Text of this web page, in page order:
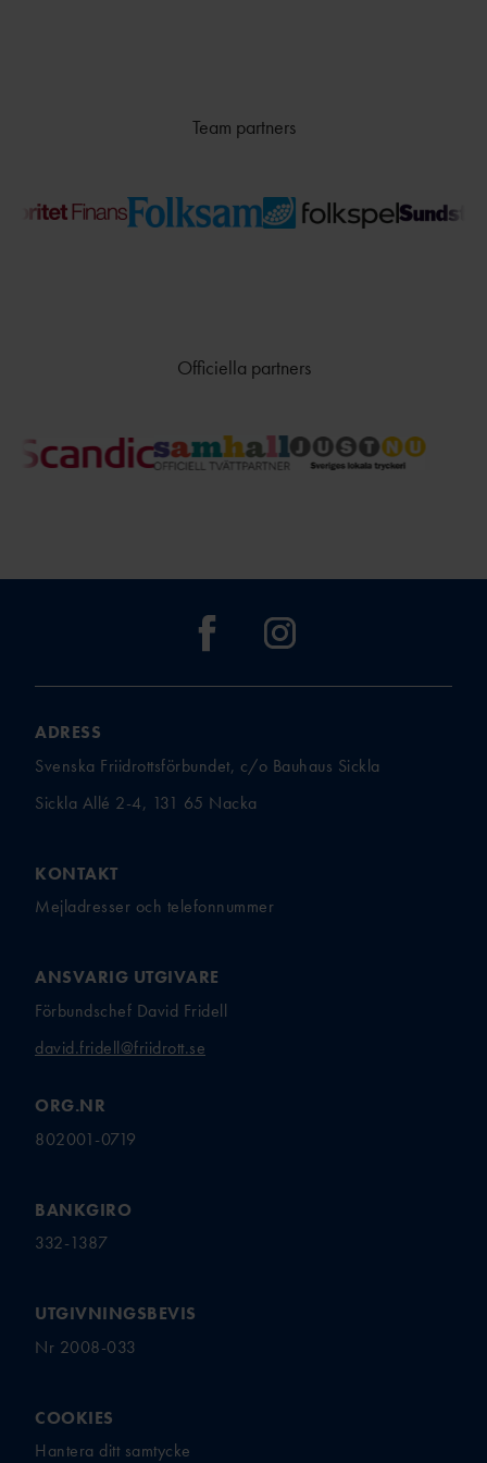
Team partners
Officiella partners
ADRESS
Svenska Friidrottsförbundet, c/o Bauhaus Sickla
Sickla Allé 2-4, 131 65 Nacka
KONTAKT
Mejladresser och telefonnummer
ANSVARIG UTGIVARE
Förbundschef David Fridell
david.fridell@friidrott.se
ORG.NR
802001-0719
BANKGIRO
332-1387
UTGIVNINGSBEVIS
Nr 2008-033
COOKIES
Hantera ditt samtycke